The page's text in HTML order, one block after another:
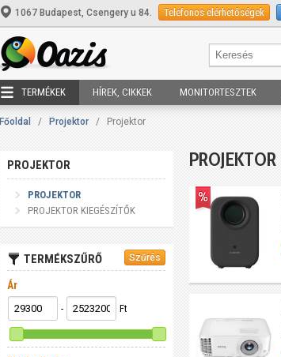
1067 Budapest, Csengery u 84. Telefonos elérhetőségek
TERMÉKEK HÍREK, CIKKEK MONITORTESZTEK
Főoldal / Projektor / Projektor
PROJEKTOR
PROJEKTOR
PROJEKTOR KIEGÉSZÍTŐK
TERMÉKSZŰRŐ
Ár
- Ft
PROJEKTOR